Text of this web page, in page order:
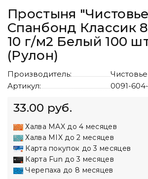
Простыня
Спанбонд Классик
10 г/м2 Белый 100
(Рулон)
Производитель:
Чистовье
Артикул:
0091-
33.00 руб.
Халва MAX до 4 месяцев
Халва MIX до 2 месяцев
Карта покупок до 3 месяцев
Карта Fun до 3 месяцев
Черепаха до 8 месяцев